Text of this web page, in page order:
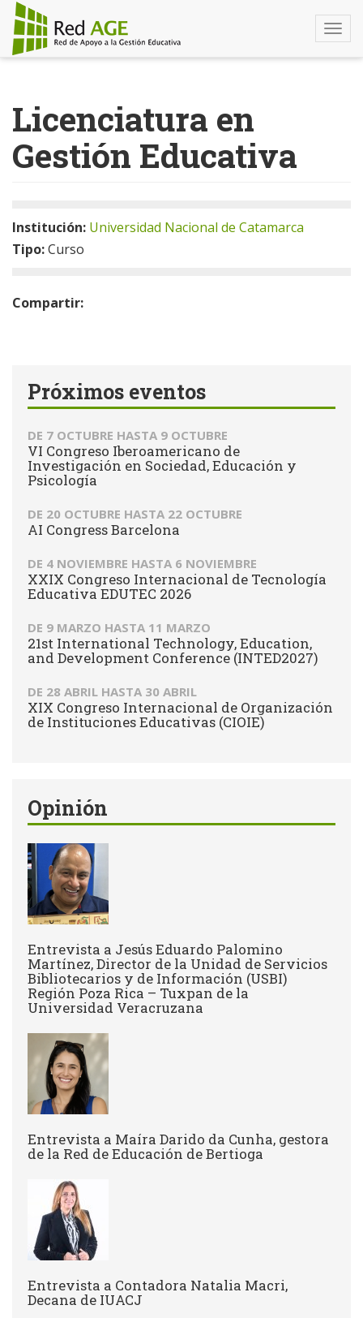
contenido
principal
Licenciatura en
Gestión Educativa
Institución: Universidad Nacional de Catamarca
Tipo:Curso
Compartir:
Próximos eventos
DE 7 OCTUBRE HASTA 9 OCTUBRE
VI Congreso Iberoamericano de
Investigación en Sociedad, Educación y
Psicología
DE 20 OCTUBRE HASTA 22 OCTUBRE
AI Congress Barcelona
DE 4 NOVIEMBRE HASTA 6 NOVIEMBRE
XXIX Congreso Internacional de Tecnología
Educativa EDUTEC 2026
DE 9 MARZO HASTA 11 MARZO
21st International Technology, Education,
and Development Conference (INTED2027)
DE 28 ABRIL HASTA 30 ABRIL
XIX Congreso Internacional de Organización
de Instituciones Educativas (CIOIE)
Opinión
Entrevista a Jesús Eduardo Palomino
Martínez, Director de la Unidad de Servicios
Bibliotecarios y de Información (USBI)
Región Poza Rica – Tuxpan de la
Universidad Veracruzana
Entrevista a ​Maíra Darido da Cunha, gestora
de la Red de Educación de Bertioga
Entrevista a Contadora Natalia Macri,
Decana de IUACJ